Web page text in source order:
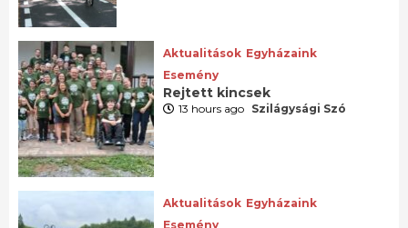
Aktualitások Egyházaink
Esemény
Rejtett kincsek
13 hours ago Szilágysági Szó
Aktualitások Egyházaink
Esemény